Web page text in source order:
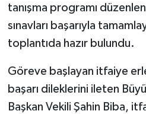
tanışma programı
sınavları başarıyla
toplantıda hazır bulundu.
Göreve başlayan itfaiye
başarı dileklerini ileten
Başkan Vekili Şahin Biba,